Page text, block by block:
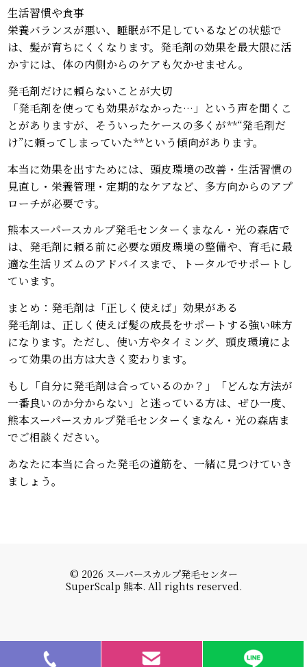
生活習慣や食事
栄養バランスが悪い、睡眠が不足しているなどの状態で
は、髪が育ちにくくなります。発毛剤の効果を最大限に活
かすには、体の内側からのケアも欠かせません。
発毛剤だけに頼らないことが大切
「発毛剤を使っても効果がなかった…」という声を聞くこ
とがありますが、そういったケースの多くが**“発毛剤だ
け”に頼ってしまっていた**という傾向があります。
本当に効果を出すためには、頭皮環境の改善・生活習慣の
見直し・栄養管理・定期的なケアなど、多方向からのアプ
ローチが必要です。
熊本スーパースカルプ発毛センターくまなん・光の森店で
は、発毛剤に頼る前に必要な頭皮環境の整備や、育毛に最
適な生活リズムのアドバイスまで、トータルでサポートし
ています。
まとめ：発毛剤は「正しく使えば」効果がある
発毛剤は、正しく使えば髪の成長をサポートする強い味方
になります。ただし、使い方やタイミング、頭皮環境によ
って効果の出方は大きく変わります。
もし「自分に発毛剤は合っているのか？」「どんな方法が
一番良いのか分からない」と迷っている方は、ぜひ一度、
熊本スーパースカルプ発毛センターくまなん・光の森店ま
でご相談ください。
あなたに本当に合った発毛の道筋を、一緒に見つけていき
ましょう。
© 2026 スーパースカルプ発毛センター
SuperScalp 熊本. All rights reserved.